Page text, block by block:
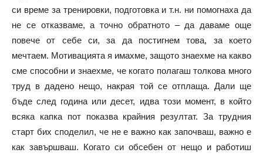
си време за тренировки, подготовка и т.н. ни помогнаха да
не се отказваме, а точно обратното – да даваме още
повече от себе си, за да постигнем това, за което
мечтаем. Мотивацията я имахме, защото знаехме на какво
сме способни и знаехме, че когато полагаш толкова много
труд в дадено нещо, накрая той се отплаща. Дали ще
бъде след година или десет, идва този момент, в който
всяка капка пот показва крайния резултат. За трудния
старт бих споделил, че не е важно как започваш, важно е
как завършваш. Когато си обсебен от нещо и работиш